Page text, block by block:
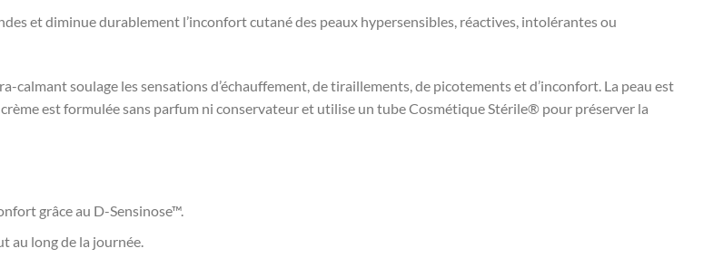
et diminue durablement l’inconfort cutané des peaux hypersensibles, réactives, intolérantes ou
calmant soulage les sensations d’échauffement, de tiraillements, de picotements et d’inconfort. La peau est
est formulée sans parfum ni conservateur et utilise un tube Cosmétique Stérile® pour préserver la
grâce au D-Sensinose™.
long de la journée.